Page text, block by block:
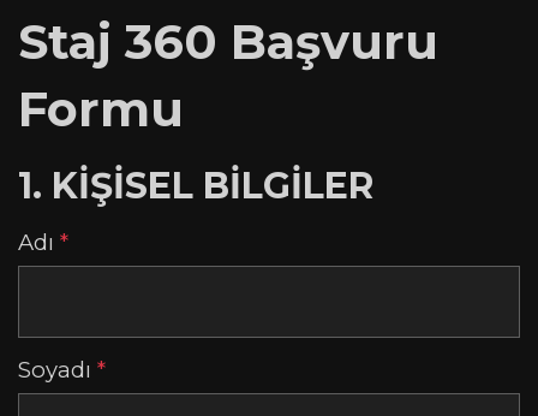
Staj 360 Başvuru
Formu
1. KİŞİSEL BİLGİLER
Adı *
Soyadı *